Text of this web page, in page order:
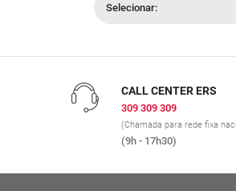
Selecionar:
CALL CENTER ERS
309 309 309
(Chamada para rede fixa
(9h - 17h30)